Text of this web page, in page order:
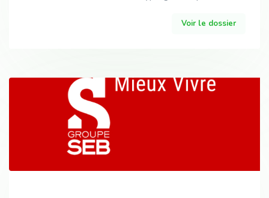
Voir le dossier